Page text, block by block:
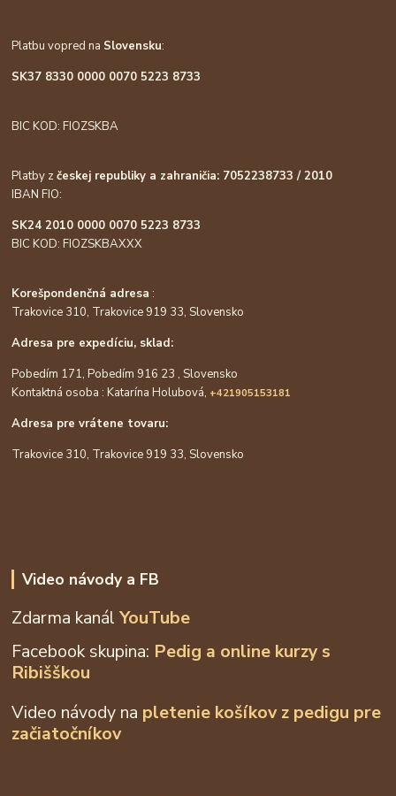
Platbu vopred na Slovensku:
SK37 8330 0000 0070 5223 8733
BIC KOD: FIOZSKBA
Platby zčeskej republiky a zahraničia: 7052238733 / 2010
IBAN FIO:
SK24 2010 0000 0070 5223 8733
BIC KOD: FIOZSKBAXXX
Korešpondenčná adresa :
Trakovice 310, Trakovice 919 33, Slovensko
Adresa pre expedíciu, sklad:
Pobedím 171, Pobedím 916 23 , Slovensko
Kontaktná osoba : Katarína Holubová, +421905153181
Adresa pre vrátene tovaru:
Trakovice 310, Trakovice 919 33, Slovensko
Video návody a FB
Zdarma kanálYouTube
Facebook skupina: Pedig a online kurzy s
Ribišškou
Video návody na pletenie košíkov z pedigu pre
začiatočníkov